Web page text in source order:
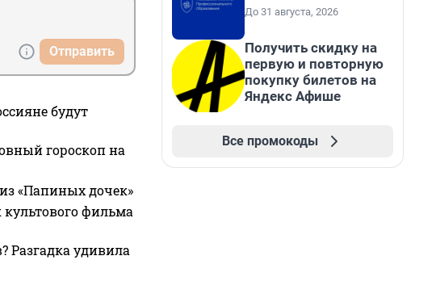
Отправить
будут
гороскоп на
«Папиных дочек»
фильма
Разгадка удивила
До 31 августа, 2026
Получить скидку на
первую и повторную
покупку билетов на
Яндекс Афише
Все промокоды